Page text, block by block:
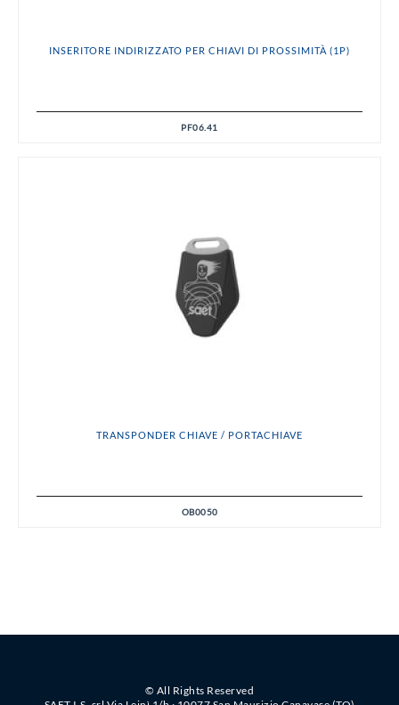
INSERITORE INDIRIZZATO PER CHIAVI DI PROSSIMITÀ (1P)
PF06.41
TRANSPONDER CHIAVE / PORTACHIAVE
OB0050
© All Rights Reserved